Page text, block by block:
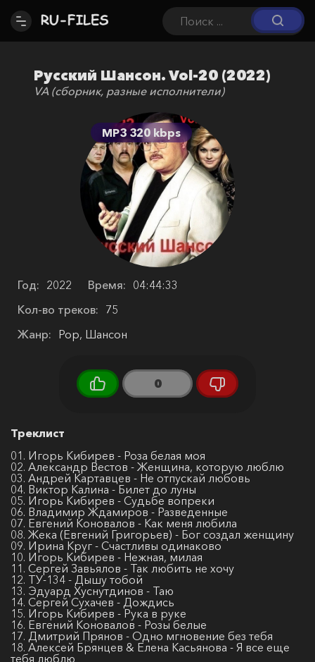
Русский Шансон. Vol-20 (2022)
VA (сборник, разные исполнители)
MP3 320 kbps
Год: 2022 Время: 04:44:33
Кол-во треков: 75
Жанр: Pop, Шансон
0
Треклист
01. Игорь Кибирев - Роза белая моя
02. Александр Вестов - Женщина, которую люблю
03. Андрей Картавцев - Не отпускай любовь
04. Виктор Калина - Билет до луны
05. Игорь Кибирев - Судьбе вопреки
06. Владимир Ждамиров - Разведенные
07. Евгений Коновалов - Как меня любила
08. Жека (Евгений Григорьев) - Бог создал женщину
09. Ирина Круг - Счастливы одинаково
10. Игорь Кибирев - Нежная, милая
11. Сергей Завьялов - Так любить не хочу
12. ТУ-134 - Дышу тобой
13. Эдуард Хуснутдинов - Таю
14. Сергей Сухачев - Дождись
15. Игорь Кибирев - Рука в руке
16. Евгений Коновалов - Розы белые
17. Дмитрий Прянов - Одно мгновение без тебя
18. Алексей Брянцев & Елена Касьянова - Я все еще
тебя люблю